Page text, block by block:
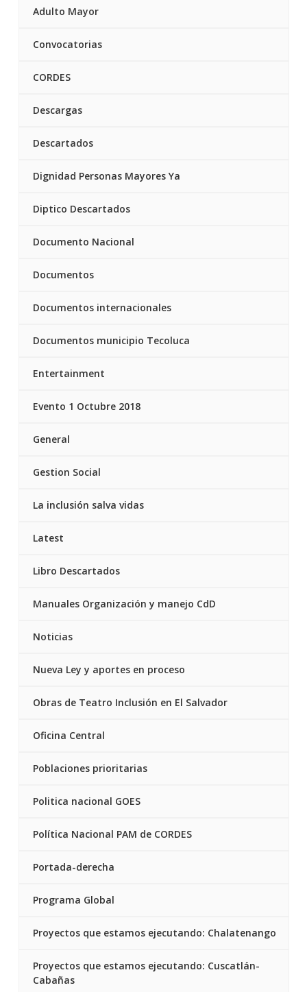
Adulto Mayor
Convocatorias
CORDES
Descargas
Descartados
Dignidad Personas Mayores Ya
Diptico Descartados
Documento Nacional
Documentos
Documentos internacionales
Documentos municipio Tecoluca
Entertainment
Evento 1 Octubre 2018
General
Gestion Social
La inclusión salva vidas
Latest
Libro Descartados
Manuales Organización y manejo CdD
Noticias
Nueva Ley y aportes en proceso
Obras de Teatro Inclusión en El Salvador
Oficina Central
Poblaciones prioritarias
Politica nacional GOES
Política Nacional PAM de CORDES
Portada-derecha
Programa Global
Proyectos que estamos ejecutando: Chalatenango
Proyectos que estamos ejecutando: Cuscatlán-
Cabañas